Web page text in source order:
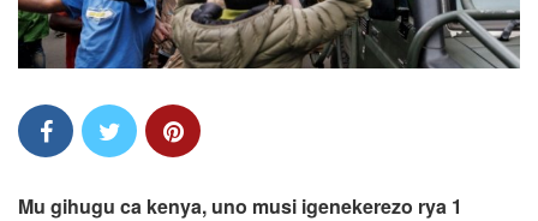
Mu gihugu ca kenya, uno musi igenekerezo rya 1